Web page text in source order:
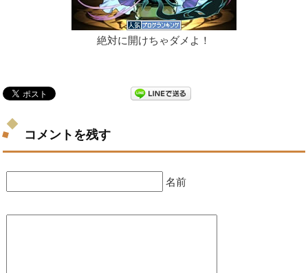
絶対に開けちゃダメよ！
コメントを残す
名前